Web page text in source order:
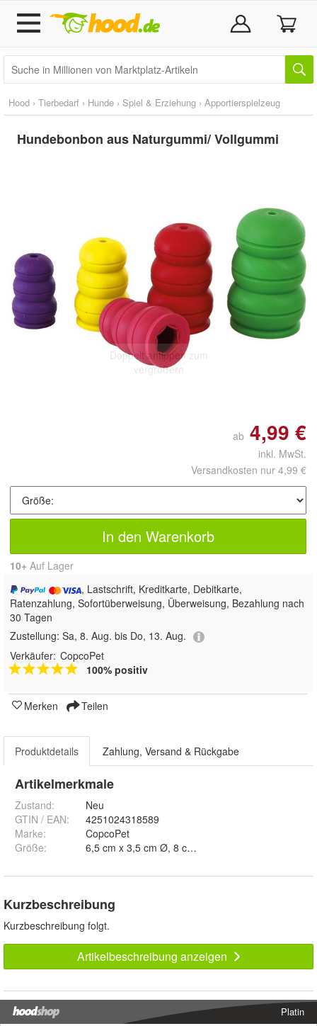
Hood › Tierbedarf › Hunde › Spiel & Erziehung › Apportierspielzeug
Hundebonbon aus Naturgummi/ Vollgummi
Doppelt antippen zum
vergrößern
ab 4,99 €
inkl. MwSt.
Versandkosten nur 4,99 €
In den Warenkorb
10+ Auf Lager
, Lastschrift, Kreditkarte, Debitkarte,
Ratenzahlung, Sofortüberweisung, Überweisung, Bezahlung nach
30 Tagen
Zustellung: Sa, 8. Aug. bis Do, 13. Aug.
Verkäufer: CopcoPet
100% positiv
Merken Teilen
Produktdetails Zahlung, Versand & Rückgabe
Artikelmerkmale
Zustand:
Neu
GTIN / EAN:
4251024318589
Marke:
CopcoPet
Größe:
Kurzbeschreibung
Kurzbeschreibung folgt.
Artikelbeschreibung anzeigen
Platin